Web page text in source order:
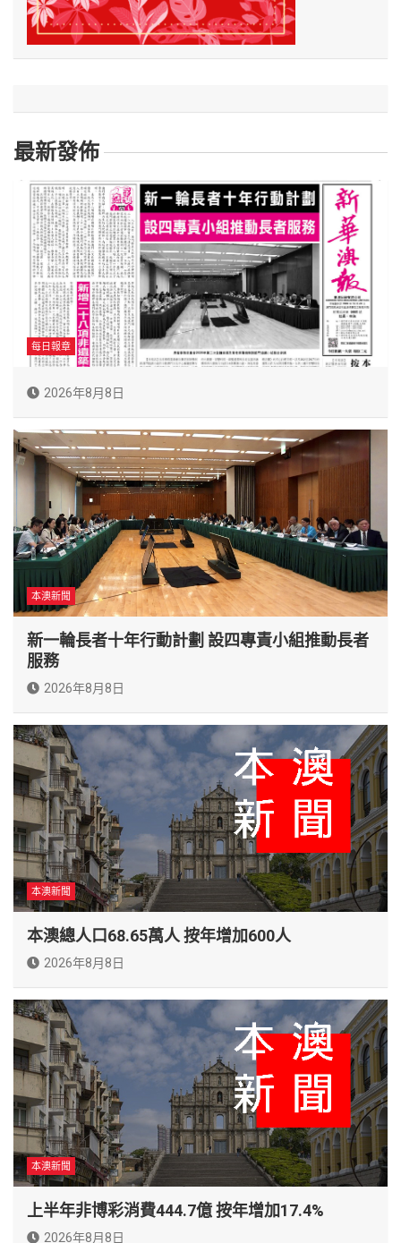
最新發佈
每日報章
2026年8月8日
本澳新聞
新一輪長者十年行動計劃 設四專責小組推動長者
服務
2026年8月8日
本澳新聞
本澳總人口68.65萬人 按年增加600人
2026年8月8日
本澳新聞
上半年非博彩消費444.7億 按年增加17.4%
2026年8月8日